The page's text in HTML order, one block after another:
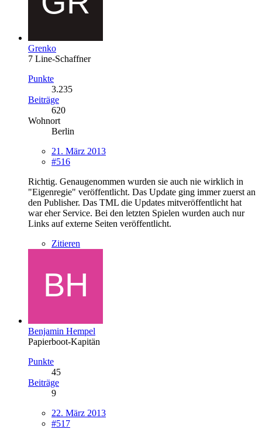
Grenko
7 Line-Schaffner
Punkte
3.235
Beiträge
620
Wohnort
Berlin
21. März 2013
#516
Richtig. Genaugenommen wurden sie auch nie wirklich in
"Eigenregie" veröffentlicht. Das Update ging immer zuerst an
den Publisher. Das TML die Updates mitveröffentlicht hat
war eher Service. Bei den letzten Spielen wurden auch nur
Links auf externe Seiten veröffentlicht.
Zitieren
Benjamin Hempel
Papierboot-Kapitän
Punkte
45
Beiträge
9
22. März 2013
#517